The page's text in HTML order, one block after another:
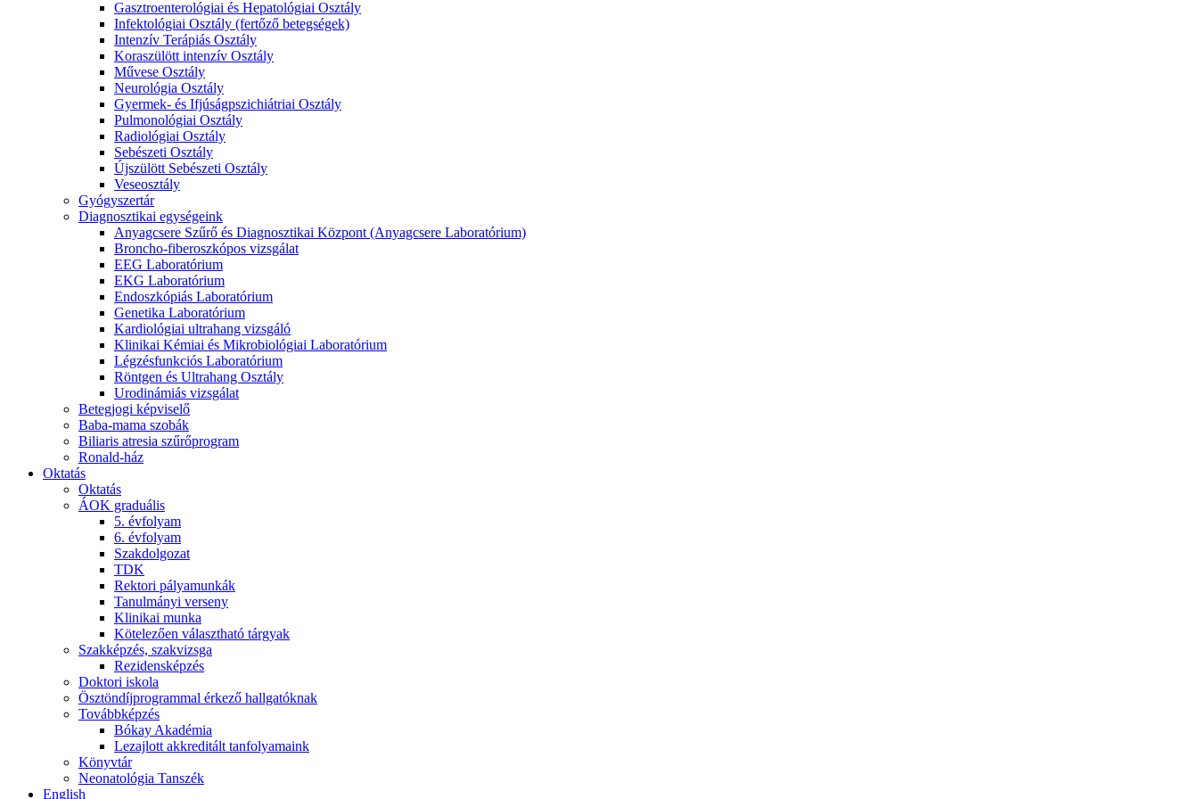
Gasztroenterológiai és Hepatológiai Osztály
Infektológiai Osztály (fertőző betegségek)
Intenzív Terápiás Osztály
Koraszülött intenzív Osztály
Művese Osztály
Neurológia Osztály
Gyermek- és Ifjúságpszichiátriai Osztály
Pulmonológiai Osztály
Radiológiai Osztály
Sebészeti Osztály
Újszülött Sebészeti Osztály
Veseosztály
Gyógyszertár
Diagnosztikai egységeink
Anyagcsere Szűrő és Diagnosztikai Központ (Anyagcsere Laboratórium)
Broncho-fiberoszkópos vizsgálat
EEG Laboratórium
EKG Laboratórium
Endoszkópiás Laboratórium
Genetika Laboratórium
Kardiológiai ultrahang vizsgáló
Klinikai Kémiai és Mikrobiológiai Laboratórium
Légzésfunkciós Laboratórium
Röntgen és Ultrahang Osztály
Urodinámiás vizsgálat
Betegjogi képviselő
Baba-mama szobák
Biliaris atresia szűrőprogram
Ronald-ház
Oktatás
Oktatás
ÁOK graduális
5. évfolyam
6. évfolyam
Szakdolgozat
TDK
Rektori pályamunkák
Tanulmányi verseny
Klinikai munka
Kötelezően választható tárgyak
Szakképzés, szakvizsga
Rezidensképzés
Doktori iskola
Ösztöndíjprogrammal érkező hallgatóknak
Továbbképzés
Bókay Akadémia
Lezajlott akkreditált tanfolyamaink
Könyvtár
Neonatológia Tanszék
English